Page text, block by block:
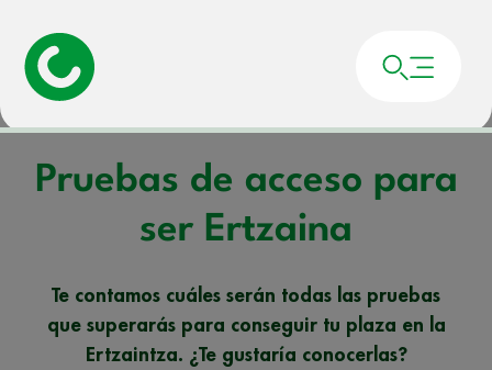
Portada»
Pruebas de acceso para
ser Ertzaina
Te contamos cuáles serán todas las pruebas
que superarás para conseguir tu plaza en la
Ertzaintza. ¿Te gustaría conocerlas?